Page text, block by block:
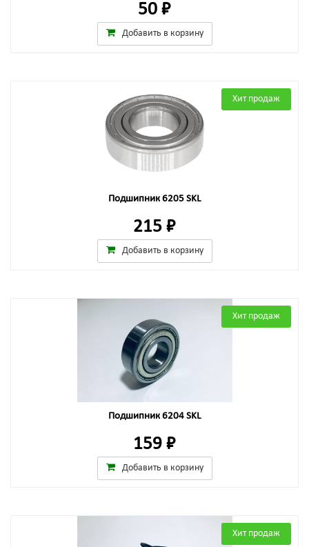
50 ₽
Добавить в корзину
Хит продаж
Подшипник 6205 SKL
215 ₽
Добавить в корзину
Хит продаж
Подшипник 6204 SKL
159 ₽
Добавить в корзину
Хит продаж